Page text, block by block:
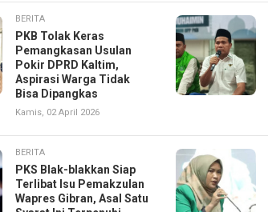
BERITA
PKB Tolak Keras
Pemangkasan Usulan
Pokir DPRD Kaltim,
Aspirasi Warga Tidak
Bisa Dipangkas
Kamis, 02 April 2026
BERITA
PKS Blak-blakkan Siap
Terlibat Isu Pemakzulan
Wapres Gibran, Asal Satu